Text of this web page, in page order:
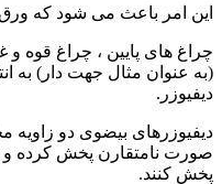
این امر باعث می شود که ورق
(به عنوان مثال جهت دار) به
دیفیوزر.
دیفیوزرهای بیضوی دو زاویه
صورت نامتقارن پخش کرده و
پخش کنند.